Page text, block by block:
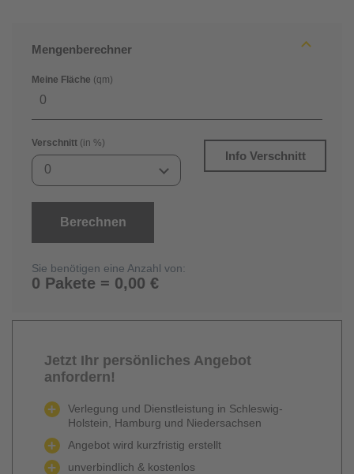
Mengenberechner
Meine Fläche (qm)
Verschnitt (in %)
0
Info Verschnitt
Berechnen
Sie benötigen eine Anzahl von:
0 Pakete = 0,00 €
Jetzt Ihr persönliches Angebot
anfordern!
Verlegung und Dienstleistung in Schleswig-
Holstein, Hamburg und Niedersachsen
Angebot wird kurzfristig erstellt
unverbindlich & kostenlos